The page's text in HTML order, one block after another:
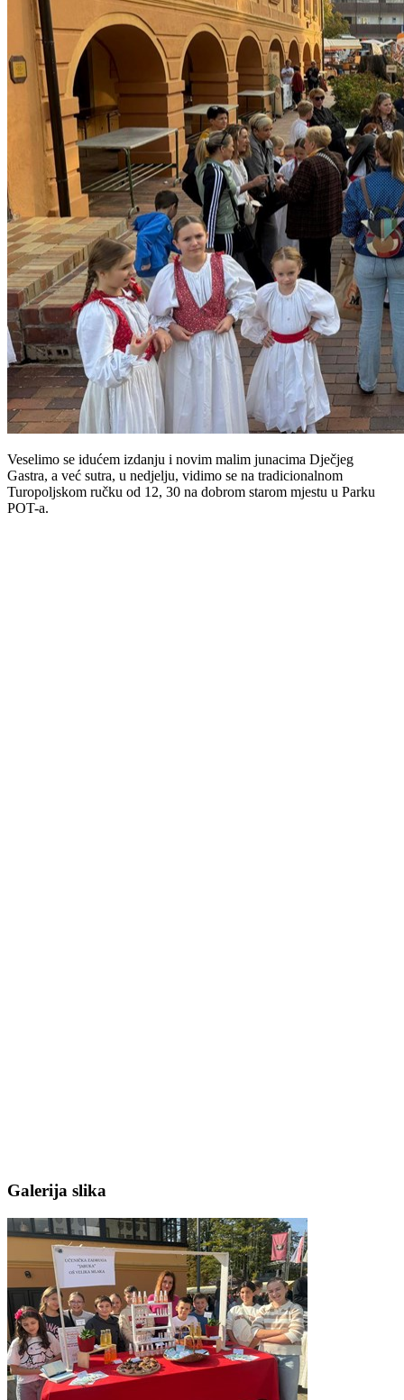
Veselimo se idućem izdanju i novim malim junacima Dječjeg
Gastra, a već sutra, u nedjelju, vidimo se na tradicionalnom
Turopoljskom ručku od 12, 30 na dobrom starom mjestu u Parku
POT-a.
Galerija slika